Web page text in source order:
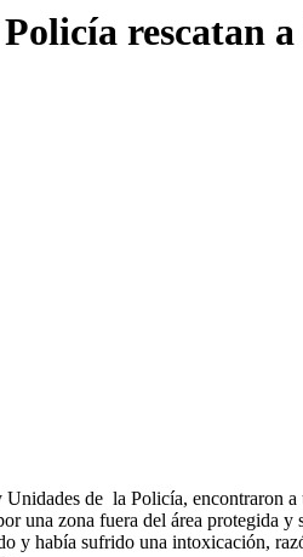
rescatan a
de la Policía, encontraron
una zona fuera del área protegida y
y había sufrido una intoxicación,